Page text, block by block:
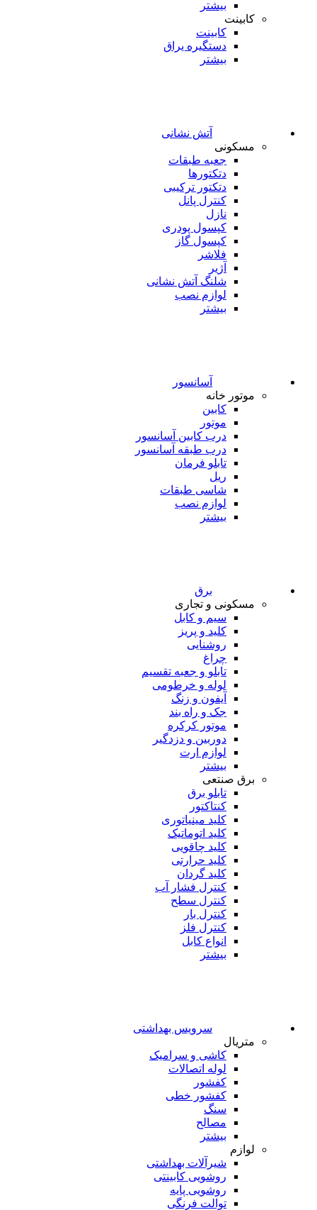
بیشتر
کابینت
کابینت
دستگیره یراق
بیشتر
آتش نشانی
مسکونی
جعبه طبقات
دتکتورها
دتکتور ترکیبی
کنترل پانل
نازل
کپسول پودری
کپسول گاز
فلاشر
آژیر
شلنگ آتش نشانی
لوازم نصب
بیشتر
آسانسور
موتور خانه
کابین
موتور
درب کابین آسانسور
درب طبقه آسانسور
تابلو فرمان
ریل
شاسی طبقات
لوازم نصب
بیشتر
برق
مسکونی و تجاری
سیم و کابل
کلید و پریز
روشنایی
چراغ
تابلو و جعبه تقسیم
لوله و خرطومی
آیفون و زنگ
جک و راه بند
موتور کرکره
دوربین و دزدگیر
لوازم ارت
بیشتر
برق صنتعی
تابلو برق
کنتاکتور
کلید مینیاتوری
کلید اتوماتیک
کلید چاقویی
کلید حرارتی
کلید گردان
کنترل فشار آب
کنترل سطح
کنترل بار
کنترل فلز
انواع کابل
بیشتر
سرویس بهداشتی
متریال
کاشی و سرامیک
لوله اتصالات
کفشور
کفشور خطی
سنگ
مصالح
بیشتر
لوازم
شیرآلات بهداشتی
روشویی کابینتی
روشویی پایه
توالت فرنگی